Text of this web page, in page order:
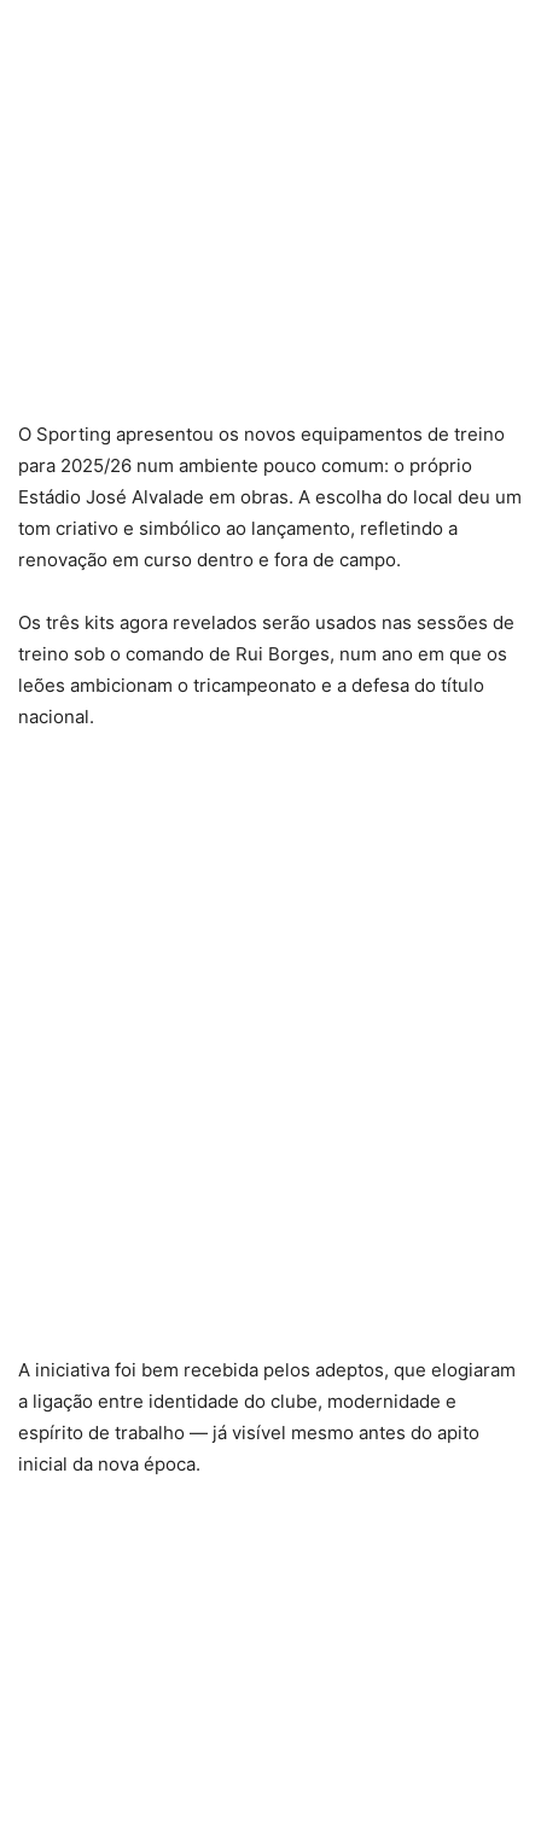
O Sporting apresentou os novos equipamentos de treino
para 2025/26 num ambiente pouco comum: o próprio
Estádio José Alvalade em obras. A escolha do local deu um
tom criativo e simbólico ao lançamento, refletindo a
renovação em curso dentro e fora de campo.
Os três kits agora revelados serão usados nas sessões de
treino sob o comando de Rui Borges, num ano em que os
leões ambicionam o tricampeonato e a defesa do título
nacional.
A iniciativa foi bem recebida pelos adeptos, que elogiaram
a ligação entre identidade do clube, modernidade e
espírito de trabalho — já visível mesmo antes do apito
inicial da nova época.